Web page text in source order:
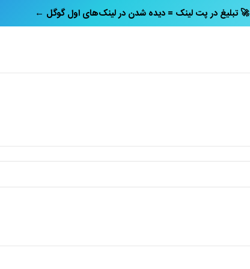
← تبلیغ در پت‌ لینک = دیده شدن در لینک‌های اول گوگل 🚀